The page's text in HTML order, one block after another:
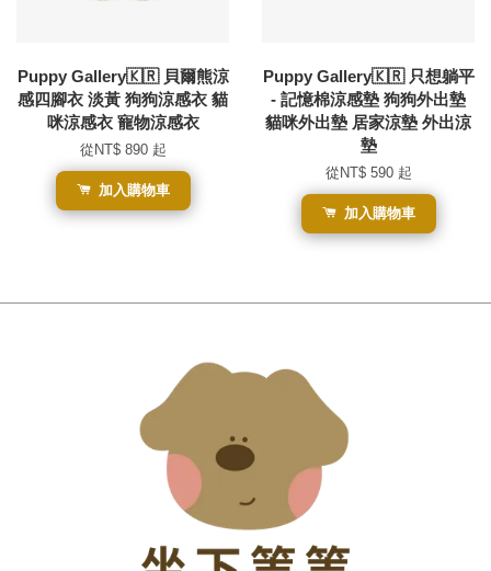
Puppy Gallery🇰🇷 貝爾熊涼
感四腳衣 淡黃 狗狗涼感衣 貓
咪涼感衣 寵物涼感衣
從 NT$ 890 起
加入購物車
Puppy Gallery🇰🇷 只想躺平
- 記憶棉涼感墊 狗狗外出墊
貓咪外出墊 居家涼墊 外出涼
墊
從 NT$ 590 起
加入購物車